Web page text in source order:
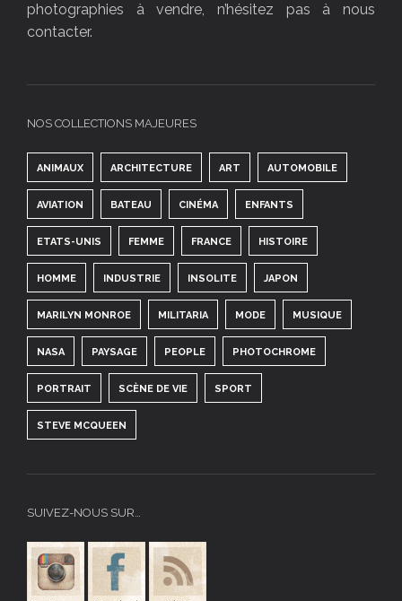
photographies à vendre, n’hésitez pas à nous
contacter.
NOS COLLECTIONS MAJEURES
ANIMAUX ARCHITECTURE ART AUTOMOBILE
AVIATION BATEAU CINÉMA ENFANTS
ETATS-UNIS FEMME FRANCE HISTOIRE
HOMME INDUSTRIE INSOLITE JAPON
MARILYN MONROE MILITARIA MODE MUSIQUE
NASA PAYSAGE PEOPLE PHOTOCHROME
PORTRAIT SCÈNE DE VIE SPORT
STEVE MCQUEEN
SUIVEZ-NOUS SUR…